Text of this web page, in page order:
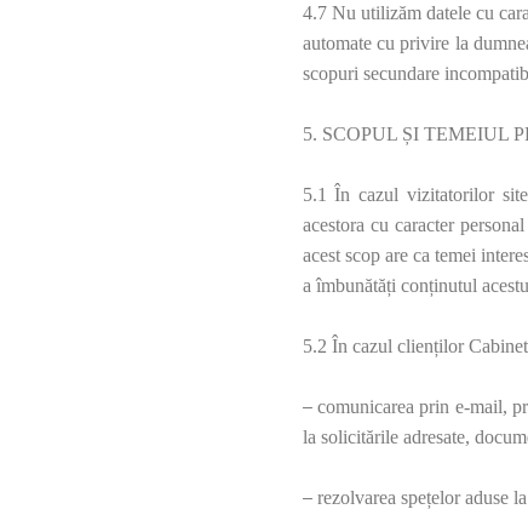
4.7 Nu utilizăm datele cu
automate cu privire la
scopuri secundare
5. SCOPUL ȘI TEMEIUL
5.1 În cazul vizitatorilor
acestora cu caracter
acest scop are ca temei
a îmbunătăți conținutul
5.2 În cazul clienților
– comunicarea prin e-mail,
la solicitările adresate,
– rezolvarea spețelor aduse